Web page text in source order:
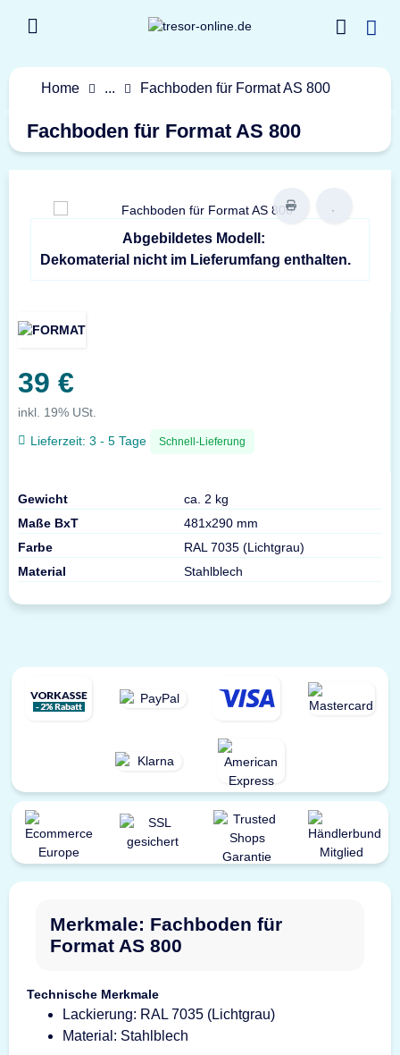
Home ... Fachboden für Format AS 800
Fachboden für Format AS 800
Abgebildetes Modell:
Dekomaterial nicht im Lieferumfang enthalten.
39 €
inkl. 19% USt.
Lieferzeit: 3 - 5 Tage Schnell-Lieferung
Gewicht
ca. 2 kg
Maße BxT
481x290 mm
Farbe
RAL 7035 (Lichtgrau)
Material
Stahlblech
Merkmale: Fachboden für
Format AS 800
Technische Merkmale
Lackierung: RAL 7035 (Lichtgrau)
Material: Stahlblech